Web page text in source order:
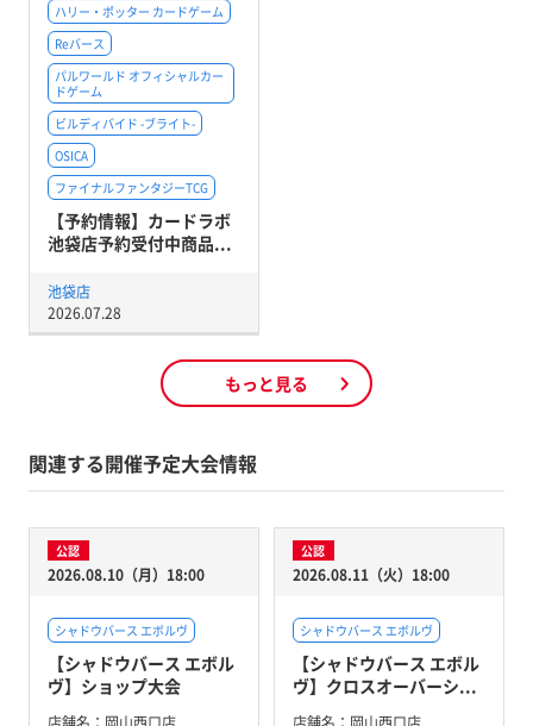
ハリー・ポッター カードゲーム
Reバース
パルワールド オフィシャルカー
ドゲーム
ビルディバイド -ブライト-
OSICA
ファイナルファンタジーTCG
【予約情報】カードラボ
池袋店予約受付中商品...
池袋店
2026.07.28
もっと見る
関連する開催予定大会情報
公認
2026.08.10（月）18:00
シャドウバース エボルヴ
【シャドウバース エボル
ヴ】ショップ大会
公認
2026.08.11（火）18:00
シャドウバース エボルヴ
【シャドウバース エボル
ヴ】クロスオーバーシ...